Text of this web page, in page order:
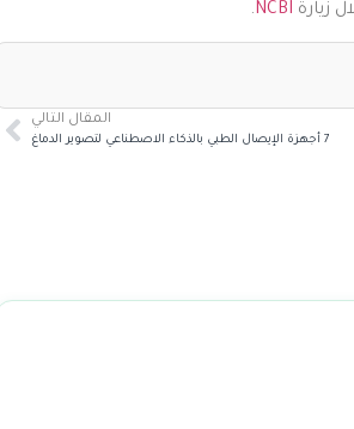
NCBI
.
المقال التالي
7 أجهزة الإيصال الطبي بالذكاء الاصطناعي لتصوير الدماغ